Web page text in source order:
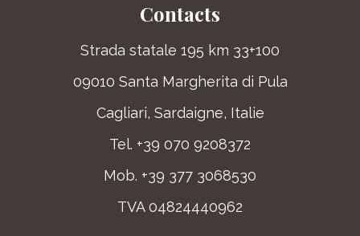
Contacts
Strada statale 195 km 33+100
09010 Santa Margherita di Pula
Cagliari, Sardaigne, Italie
Tel. +39 070 9208372
Mob. +39 377 3068530
TVA 04824440962